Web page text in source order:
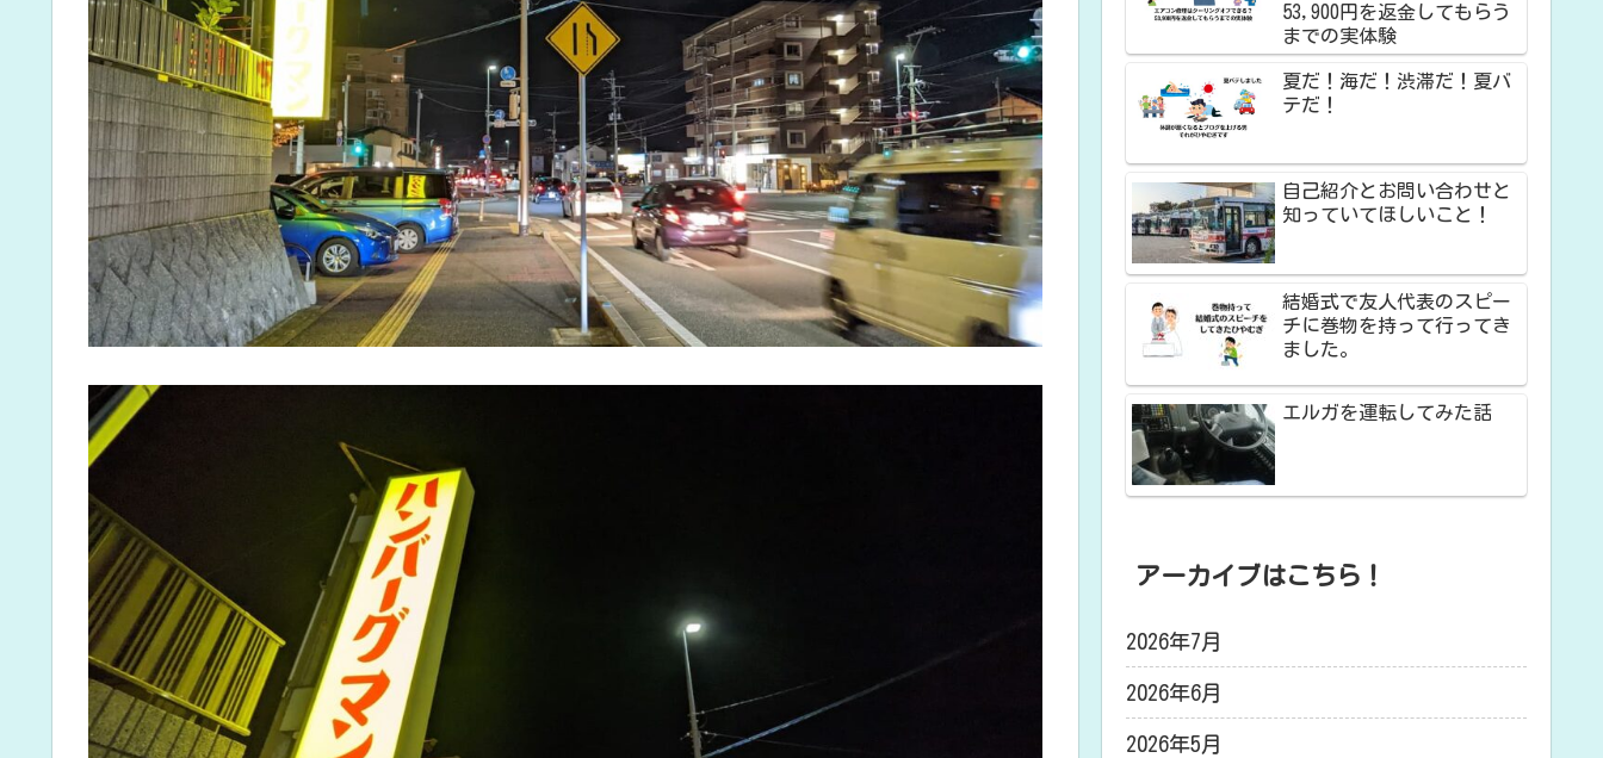
53,900円を返金してもらう
までの実体験
夏だ！海だ！渋滞だ！夏バ
テだ！
自己紹介とお問い合わせと
知っていてほしいこと！
結婚式で友人代表のスピー
チに巻物を持って行ってき
ました。
エルガを運転してみた話
アーカイブはこちら！
2026年7月
2026年6月
2026年5月